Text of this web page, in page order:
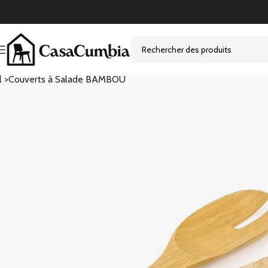
>Couverts à Salade BAMBOU